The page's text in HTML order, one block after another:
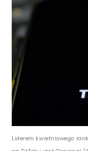
Liderem kwietniowego